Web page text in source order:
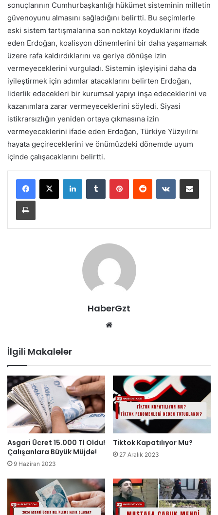
sonuçlarının Cumhurbaşkanlığı hükümet sisteminin milletin
güvenoyunu almasını sağladığını belirtti. Bu seçimlerle
eski sistem tartışmalarına son noktayı koyduklarını ifade
eden Erdoğan, koalisyon dönemlerini bir daha yaşamamak
üzere rafa kaldırdıklarını ve geriye dönüşe izin
vermeyeceklerini vurguladı. Sistemin işleyişini daha da
iyileştirmek için adımlar atacaklarını belirten Erdoğan,
liderlik edecekleri bir kurumsal yapıyı inşa edeceklerini ve
kazanımlara zarar vermeyeceklerini söyledi. Siyasi
istikrarsızlığın yeniden ortaya çıkmasına izin
vermeyeceklerini ifade eden Erdoğan, Türkiye Yüzyılı’nı
hayata geçireceklerini ve önümüzdeki dönemde uyum
içinde çalışacaklarını belirtti.
LinkedInTumblr PinterestReddit VKontakteE-Posta ile paylaş
Yazdır
HaberGzt
İlgili Makaleler
Asgari Ücret 15.000 Tl Oldu!
Çalışanlara Büyük Müjde!
9 Haziran 2023
Tiktok Kapatılıyor Mu?
27 Aralık 2023